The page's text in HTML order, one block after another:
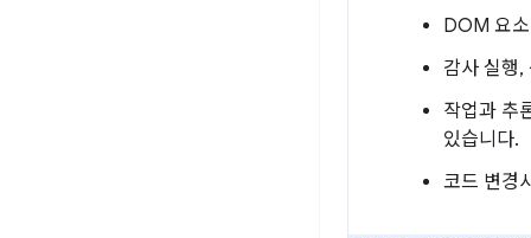
DOM 요
감사 실행,
작업과 추
있습니다.
코드 변경